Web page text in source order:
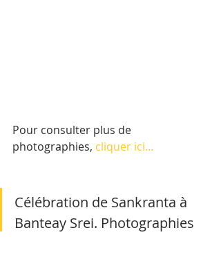
Pour consulter plus de
photographies, cliquer ici…
Célébration de Sankranta à
Banteay Srei. Photographies